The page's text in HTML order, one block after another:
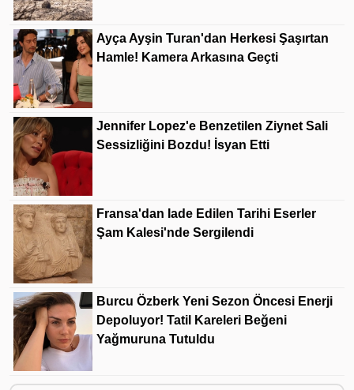
Ayça Ayşin Turan'dan Herkesi Şaşırtan
Hamle! Kamera Arkasına Geçti
Jennifer Lopez'e Benzetilen Ziynet Sali
Sessizliğini Bozdu! İsyan Etti
Fransa'dan Iade Edilen Tarihi Eserler
Şam Kalesi'nde Sergilendi
Burcu Özberk Yeni Sezon Öncesi Enerji
Depoluyor! Tatil Kareleri Beğeni
Yağmuruna Tutuldu